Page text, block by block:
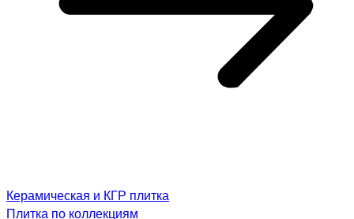
Керамическая и КГР плитка
Плитка по коллекциям